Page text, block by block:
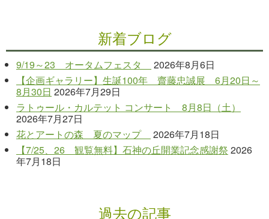
新着ブログ
9/19～23 オータムフェスタ
2026年8月6日
【企画ギャラリー】生誕100年 齋藤忠誠展 6月20日～
8月30日 2026年7月29日
ラトゥール・カルテット コンサート 8月8日（土）
2026年7月27日
花とアートの森 夏のマップ
2026年7月18日
【7/25、26 観覧無料】石神の丘開業記念感謝祭 2026
年7月18日
過去の記事